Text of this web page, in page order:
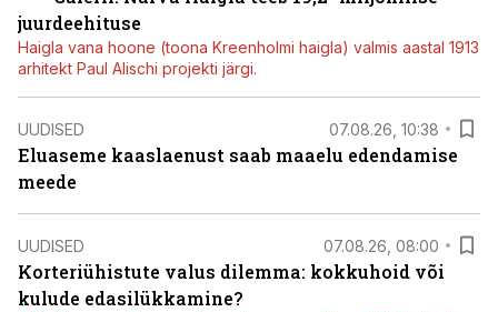
juurdeehituse
Haigla vana hoone (toona Kreenholmi haigla) valmis aastal 1913
arhitekt Paul Alischi projekti järgi.
UUDISED 07.08.26, 10:38
Eluaseme kaaslaenust saab maaelu edendamise
meede
UUDISED 07.08.26, 08:00
Korteriühistute valus dilemma: kokkuhoid või
kulude edasilükkamine?